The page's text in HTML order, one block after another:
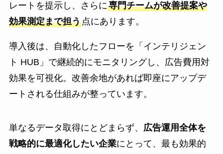
レートを提示し、さらに専門チームが改善提案や
効果測定まで担う点にあります。
導入後は、自動化したフローを「インテリジェン
ト HUB」で継続的にモニタリングし、広告費用対
効果を可視化。改善余地があれば即座にアップデ
ートされる仕組みが整っています。
単なるデータ取得にとどまらず、 広告運用全体を
戦略的に最適化したい企業にとって、最も効果的